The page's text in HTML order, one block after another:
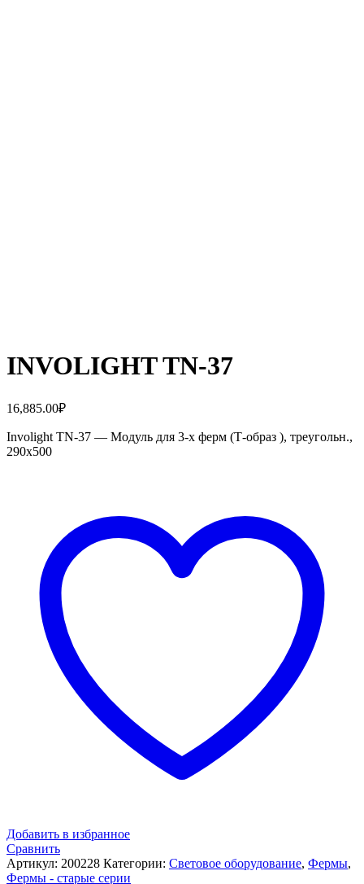
INVOLIGHT TN-37
16,885.00₽
Involight TN-37 — Модуль для 3-х ферм (Т-образ ), треугольн.,
290х500
Добавить в избранное
Сравнить
Артикул: 200228 Категории: Световое оборудование, Фермы,
Фермы - старые серии